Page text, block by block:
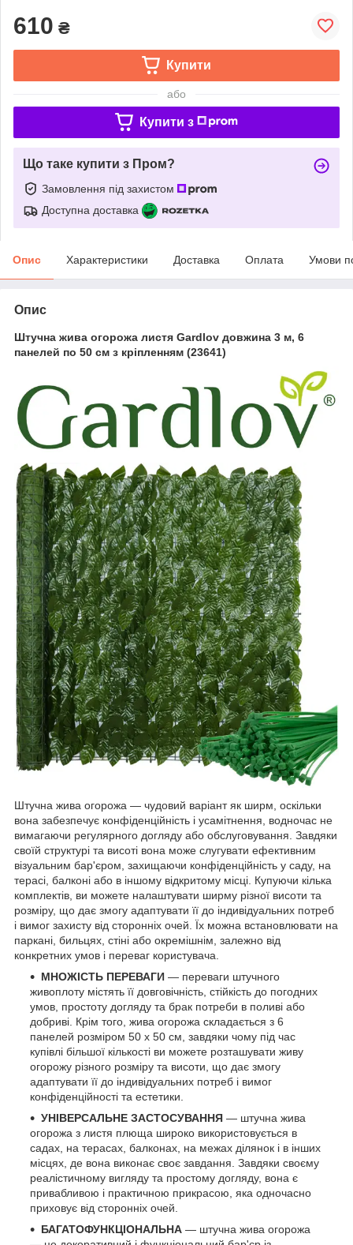
610 ₴
Купити
або
Купити з
Що таке купити з Пром?
Замовлення під захистом
Доступна доставка
Опис Характеристики Доставка Оплата Умови
Опис
Штучна жива огорожа листя Gardlov довжина 3 м, 6
панелей по 50 см з кріпленням (23641)
Штучна жива огорожа — чудовий варіант як ширм, оскільки
вона забезпечує конфіденційність і усамітнення, водночас не
вимагаючи регулярного догляду або обслуговування. Завдяки
своїй структурі та висоті вона може слугувати ефективним
візуальним бар'єром, захищаючи конфіденційність у саду, на
терасі, балконі або в іншому відкритому місці. Купуючи кілька
комплектів, ви можете налаштувати ширму різної висоти та
розміру, що дає змогу адаптувати її до індивідуальних потреб
і вимог захисту від сторонніх очей. Їх можна встановлювати на
паркані, бильцях, стіні або окремішнім, залежно від
конкретних умов і переваг користувача.
МНОЖІСТЬ ПЕРЕВАГИ — переваги штучного
живоплоту містять її довговічність, стійкість до погодних
умов, простоту догляду та брак потреби в поливі або
добриві. Крім того, жива огорожа складається з 6
панелей розміром 50 x 50 см, завдяки чому під час
купівлі більшої кількості ви можете розташувати живу
огорожу різного розміру та висоти, що дає змогу
адаптувати її до індивідуальних потреб і вимог
конфіденційності та естетики.
УНІВЕРСАЛЬНЕ ЗАСТОСУВАННЯ — штучна жива
огорожа з листя плюща широко використовується в
садах, на терасах, балконах, на межах ділянок і в інших
місцях, де вона виконає своє завдання. Завдяки своєму
реалістичному вигляду та простому догляду, вона є
привабливою і практичною прикрасою, яка одночасно
приховує від сторонніх очей.
БАГАТОФУНКЦІОНАЛЬНА — штучна жива огорожа